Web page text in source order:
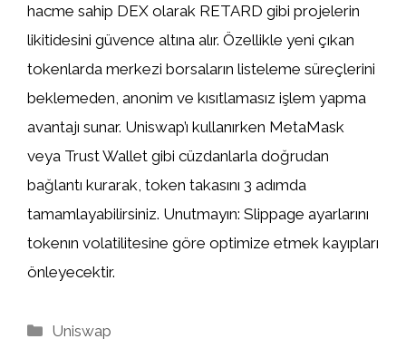
hacme sahip DEX olarak RETARD gibi projelerin
likitidesini güvence altına alır. Özellikle yeni çıkan
tokenlarda merkezi borsaların listeleme süreçlerini
beklemeden, anonim ve kısıtlamasız işlem yapma
avantajı sunar. Uniswap’ı kullanırken MetaMask
veya Trust Wallet gibi cüzdanlarla doğrudan
bağlantı kurarak, token takasını 3 adımda
tamamlayabilirsiniz. Unutmayın: Slippage ayarlarını
tokenın volatilitesine göre optimize etmek kayıpları
önleyecektir.
Kategoriler
Uniswap